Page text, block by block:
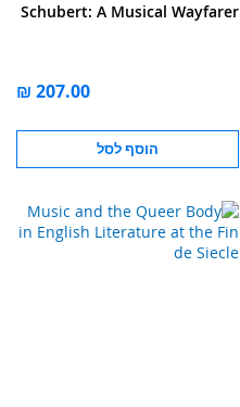
Schubert: A Musical Wayfarer
הוסף לסל